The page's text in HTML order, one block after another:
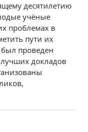
десятилетию
учёные
проблемах в
пути их
проведен
докладов